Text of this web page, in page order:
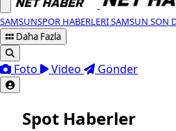
SAMSUNSPOR HABERLERISAMSUN SON
Daha Fazla
Foto Video Gönder
Spot Haberler